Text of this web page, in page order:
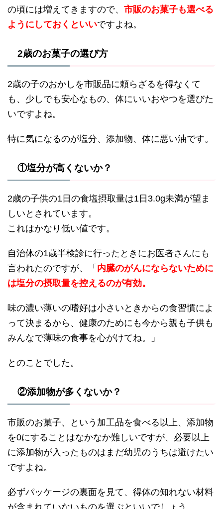
の頃には増えてきますので、 市販のお菓子も選べる
ようにしておくといいですよね。
2歳のお菓子の選び方
2歳の子のおかしを市販品に頼らざるを得なくて
も、少しでも安心なもの、体にいいおやつを選びた
いですよね。
特に気になるのが塩分、添加物、体に悪い油です。
①塩分が高くないか？
2歳の子供の1日の食塩摂取量は1日3.0g未満が望ま
しいとされています。
これはかなり低い値です。
自治体の1歳半検診に行ったときにお医者さんにも
言われたのですが、「 内臓のがんにならないために
は塩分の摂取量を控えるのが有効。
味の濃い薄いの嗜好は小さいときからの食習慣によ
って決まるから、健康のためにも今から親も子供も
みんなで薄味の食事を心がけてね。」
とのことでした。
②添加物が多くないか？
市販のお菓子、という加工品を食べる以上、添加物
を0にすることはなかなか難しいですが、必要以上
に添加物が入ったものはまだ幼児のうちは避けたい
ですよね。
必ずパッケージの裏面を見て、得体の知れない材料
が含まれていないものを選ぶといいでしょう。